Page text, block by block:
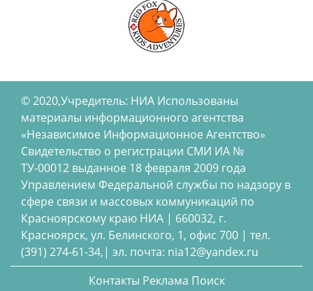
© 2020,Учредитель: НИА Использованы
материалы информационного агентства
«Независимое Информационное Агентство»
Свидетельство о регистрации СМИ ИА №
ТУ-00012 выданное 18 февраля 2009 года
Управлением Федеральной службы по надзору в
сфере связи и массовых коммуникаций по
Красноярскому краю НИА | 660032, г.
Красноярск, ул. Белинского, 1, офис 700 | тел.
(391) 274-61-34,| эл. почта: nia12@yandex.ru
Контакты Реклама Поиск